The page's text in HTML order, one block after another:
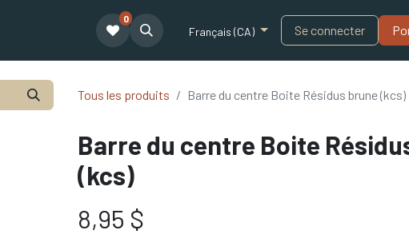
Notre équipe Partenariat Blogue
0
Français (CA) Se connecter
Tous les produits Barre du centre Boite Résidus brune (kcs)
Barre du centre Boite
(kcs)
8,95 $